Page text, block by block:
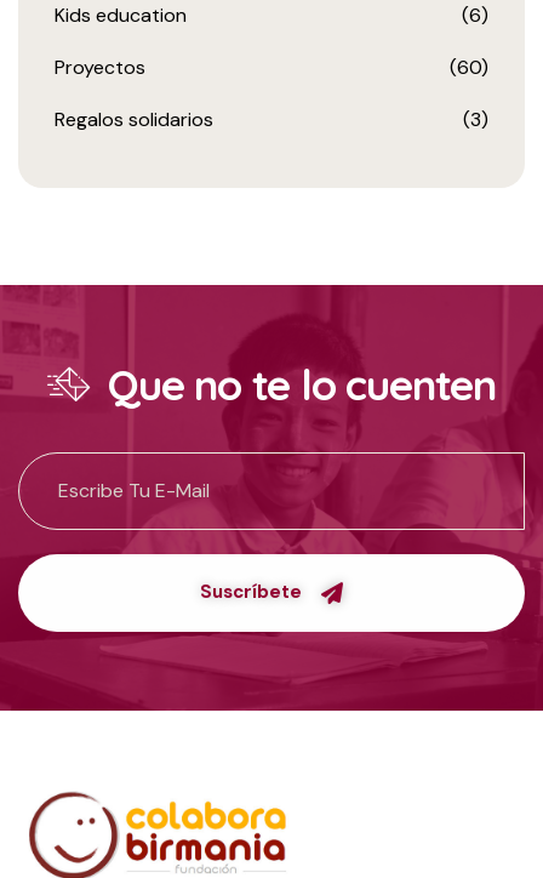
Kids education (6)
Proyectos (60)
Regalos solidarios (3)
Que no te lo cuenten
Suscríbete